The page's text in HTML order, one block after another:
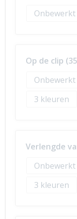
Onbewerkt
Op de clip
Onbewerkt
3
Verlengde
Onbewerkt
3